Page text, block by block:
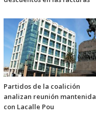
Partidos de la coalición
analizan reunión mantenida
con Lacalle Pou